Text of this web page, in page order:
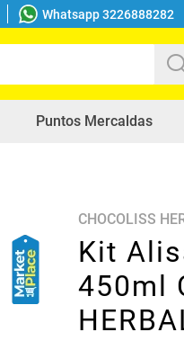
Whatsapp 3226888282
Puntos Mercaldas
CHOCOLISS
Kit
450ml